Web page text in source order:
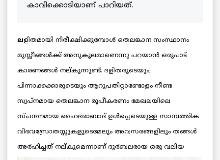
കാവിക്കൊടിയാണ് പാറിയത്.
ലളിതമായി നിരീക്ഷിക്കുമ്പോള്‍ തെലങ്കാന സംസ്ഥാനം
മുസ്ലീങ്ങള്‍ക്ക് അനുകൂലമാണെന്നു പറയാന്‍ ഒരുപാട്
കാരണങ്ങള്‍ നല്കുന്നുണ്ട്. ദളിതരുടെയും,
പിന്നാക്കക്കാരുടെയും ആറുപതിറ്റാണ്ടോളം നീണ്ട
സ്വപ്നമായ തെലങ്കാന രൂപീകരണം മേഖലയിലെ
സ്പന്ദനമായ ഹൈദരാബാദ് ഉള്‍പ്പെടെയുള്ള സാമ്പത്തിക
വിഭവസ്രോതസ്സുകളുടെമേലും അവസരങ്ങളിലും തങ്ങള്‍
അര്‍ഹിച്ചത് നല്കുമെന്നാണ്ദുര്‍ബലരായ ഒരു വലിയ